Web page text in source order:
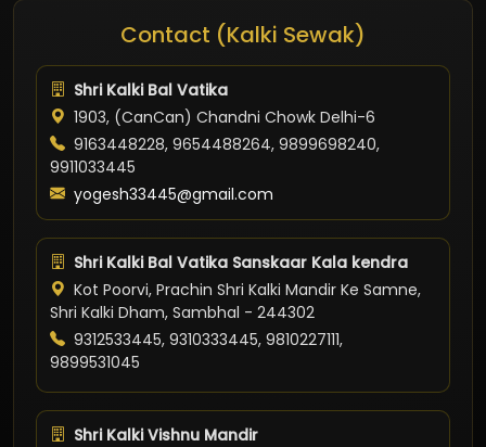
Contact (Kalki Sewak)
Shri Kalki Bal Vatika
1903, (CanCan) Chandni Chowk Delhi-6
9163448228, 9654488264, 9899698240,
9911033445
yogesh33445@gmail.com
Shri Kalki Bal Vatika Sanskaar Kala kendra
Kot Poorvi, Prachin Shri Kalki Mandir Ke Samne,
Shri Kalki Dham, Sambhal - 244302
9312533445, 9310333445, 9810227111,
9899531045
Shri Kalki Vishnu Mandir